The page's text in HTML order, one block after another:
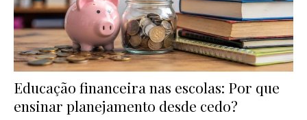
Educação financeira nas escolas: Por que
ensinar planejamento desde cedo?